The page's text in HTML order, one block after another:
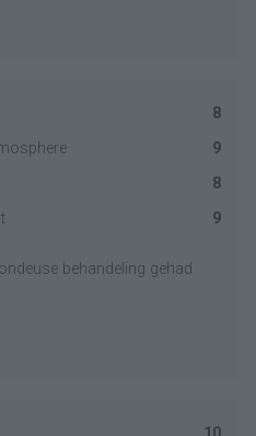
8
9
8
9
behandeling gehad